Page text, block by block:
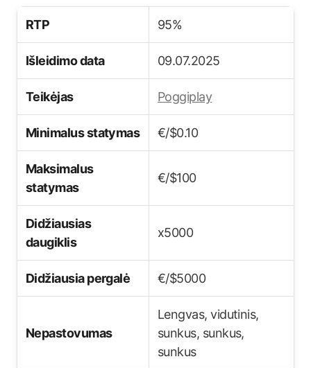
RTP 95%
Išleidimo data 09.07.2025
Teikėjas Poggiplay
Minimalus statymas €/$0.10
Maksimalus
statymas
€/$100
Didžiausias
daugiklis
x5000
Didžiausia pergalė €/$5000
Nepastovumas
Lengvas, vidutinis,
sunkus, sunkus,
sunkus